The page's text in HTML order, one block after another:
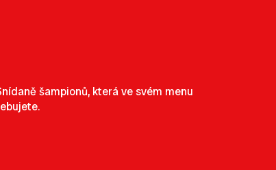
šampionů, která ve svém menu